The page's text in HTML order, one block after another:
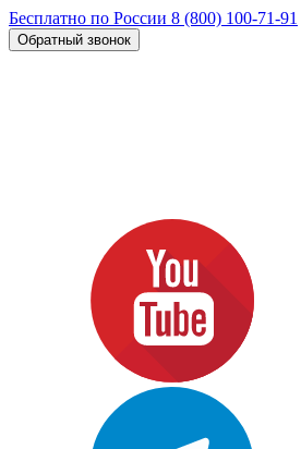
Бесплатно по России 8 (800) 100-71-91
Обратный звонок